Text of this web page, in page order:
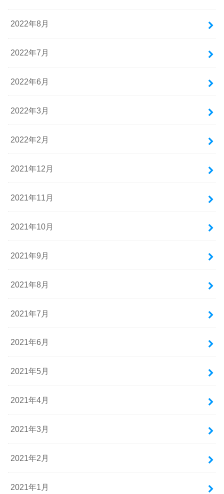
2022年8月
2022年7月
2022年6月
2022年3月
2022年2月
2021年12月
2021年11月
2021年10月
2021年9月
2021年8月
2021年7月
2021年6月
2021年5月
2021年4月
2021年3月
2021年2月
2021年1月